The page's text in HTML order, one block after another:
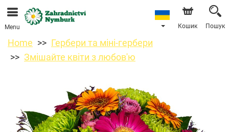
Ми приймаємо замовлення через наш інтернет-
магазин. Найближча можлива дата доставки —
11.08.2026 у зв’язку з відпусткою.
Menu Кошик Пошук
Home
Гербери та міні-гербери
Змішайте квіти з любов'ю